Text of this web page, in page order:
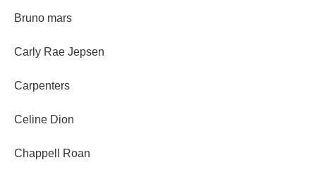
Bruno mars
Carly Rae Jepsen
Carpenters
Celine Dion
Chappell Roan